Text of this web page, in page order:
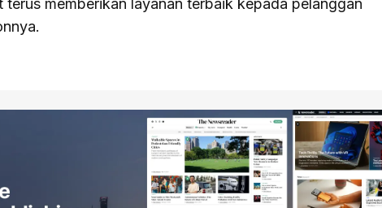
terus memberikan layanan terbaik kepada pelanggan